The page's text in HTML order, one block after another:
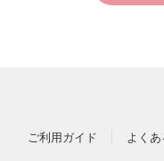
ご利用ガイド よくあ